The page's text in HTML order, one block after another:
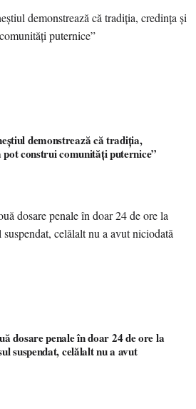
demonstrează că tradiția,
construi comunități puternice”
dosare penale în doar 24 de ore la
suspendat, celălalt nu a avut